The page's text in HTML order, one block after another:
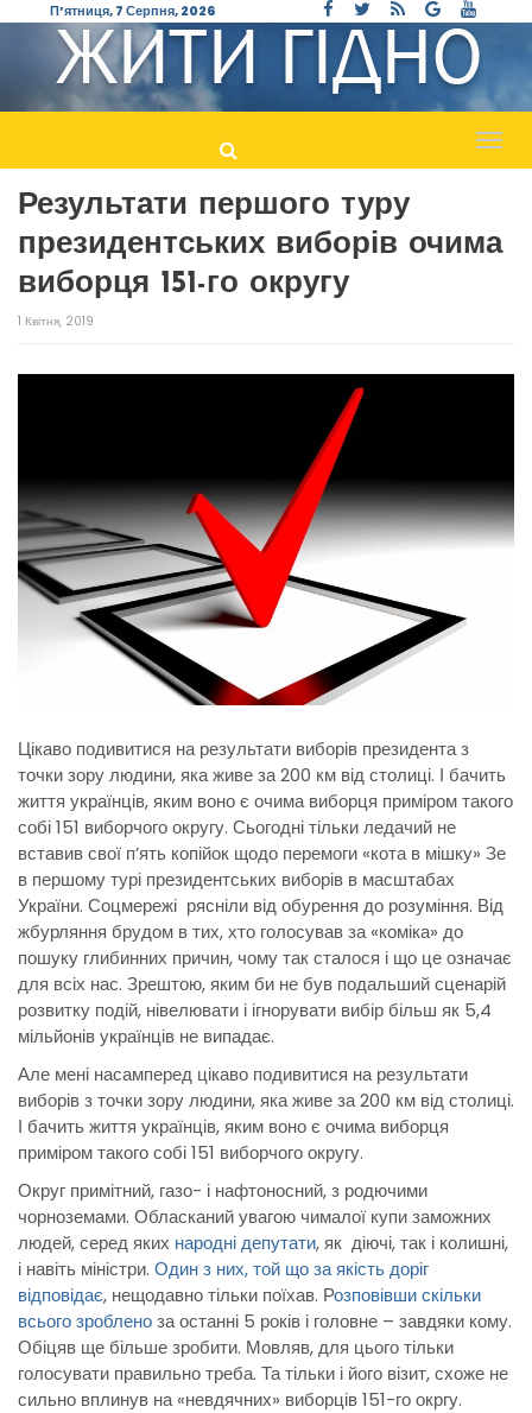
П’ятниця, 7 Серпня, 2026
Результати першого туру
президентських виборів очима
виборця 151-го округу
1 Квітня, 2019
Цікаво подивитися на результати виборів президента з
точки зору людини, яка живе за 200 км від столиці. І бачить
життя українців, яким воно є очима виборця приміром такого
собі 151 виборчого округу. Сьогодні тільки ледачий не
вставив свої п’ять копійок щодо перемоги «кота в мішку» Зе
в першому турі президентських виборів в масштабах
України. Соцмережі рясніли від обурення до розуміння. Від
жбурляння брудом в тих, хто голосував за «коміка» до
пошуку глибинних причин, чому так сталося і що це означає
для всіх нас. Зрештою, яким би не був подальший сценарій
розвитку подій, нівелювати і ігнорувати вибір більш як 5,4
мільйонів українців не випадає.
Але мені насамперед цікаво подивитися на результати
виборів з точки зору людини, яка живе за 200 км від столиці.
І бачить життя українців, яким воно є очима виборця
приміром такого собі 151 виборчого округу.
Округ примітний, газо- і нафтоносний, з родючими
чорноземами. Обласканий увагою чималої купи заможних
людей, серед яких народні депутати, як діючі, так і колишні,
і навіть міністри. Один з них, той що за якість доріг
відповідає, нещодавно тільки поїхав. Розповівши скільки
всього зробленоза останні 5 років і головне – завдяки кому.
Обіцяв ще більше зробити. Мовляв, для цього тільки
голосувати правильно треба. Та тільки і його візит, схоже не
сильно вплинув на «невдячних» виборців 151-го окргу.